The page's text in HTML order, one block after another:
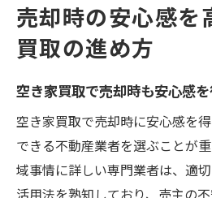
売却時の安心感を
買取の進め方
空き家買取で売却時も安心感
空き家買取で売却時に安心感を
できる不動産業者を選ぶことが
域事情に詳しい専門業者は、適